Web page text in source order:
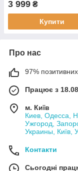
3 999 ₴
Купити
Про нас
97% позитивних
Працює з
м. Київ
Киев, Одесса,
Ужгород,
Украины, Київ,
Контакти
Сьогодні